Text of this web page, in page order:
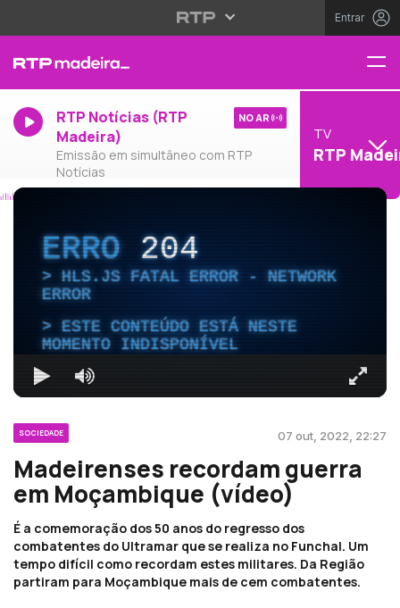
Entrar
RTP Notícias (RTP
Madeira)
Emissão em simultâneo com RTP
Notícias
NO AR
TV
RTP
ERRO204
HLS.JS FATAL ERROR - NETWORK
ERROR
ESTE CONTEÚDO ESTÁ NESTE
MOMENTO INDISPONÍVEL
SOCIEDADE 07 out, 2022, 22:27
Madeirenses recordam guerra
em Moçambique (vídeo)
É a comemoração dos 50 anos do regresso dos
combatentes do Ultramar que se realiza no Funchal. Um
tempo difícil como recordam estes militares. Da Região
partiram para Moçambique mais de cem combatentes.